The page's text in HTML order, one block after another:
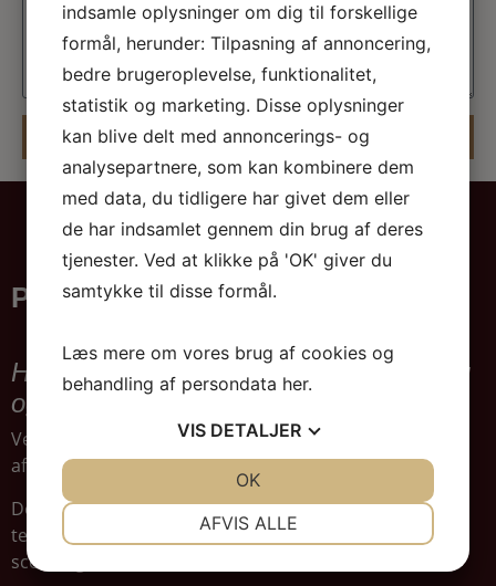
SEND
PERSONALE
Husets personale til koncerter, foredrag
og øvrige events
Ved de fleste koncerter i Guldsalen, har vi tilknyttet 2
afviklere.
Den ene står for teknikken og samarbejdet med jeres
tekniske crew. Herunder er der X-antal medhjælpere til
scene og teknik.
indsamle oplysninger om dig til forskellige
formål, herunder: Tilpasning af annoncering,
bedre brugeroplevelse, funktionalitet,
statistik og marketing. Disse oplysninger
kan blive delt med annoncerings- og
analysepartnere, som kan kombinere dem
med data, du tidligere har givet dem eller
de har indsamlet gennem din brug af deres
tjenester. Ved at klikke på 'OK' giver du
samtykke til disse formål.
Læs mere om vores brug af cookies og
behandling af persondata her.
VIS DETALJER
AFVIS ALLE
OK